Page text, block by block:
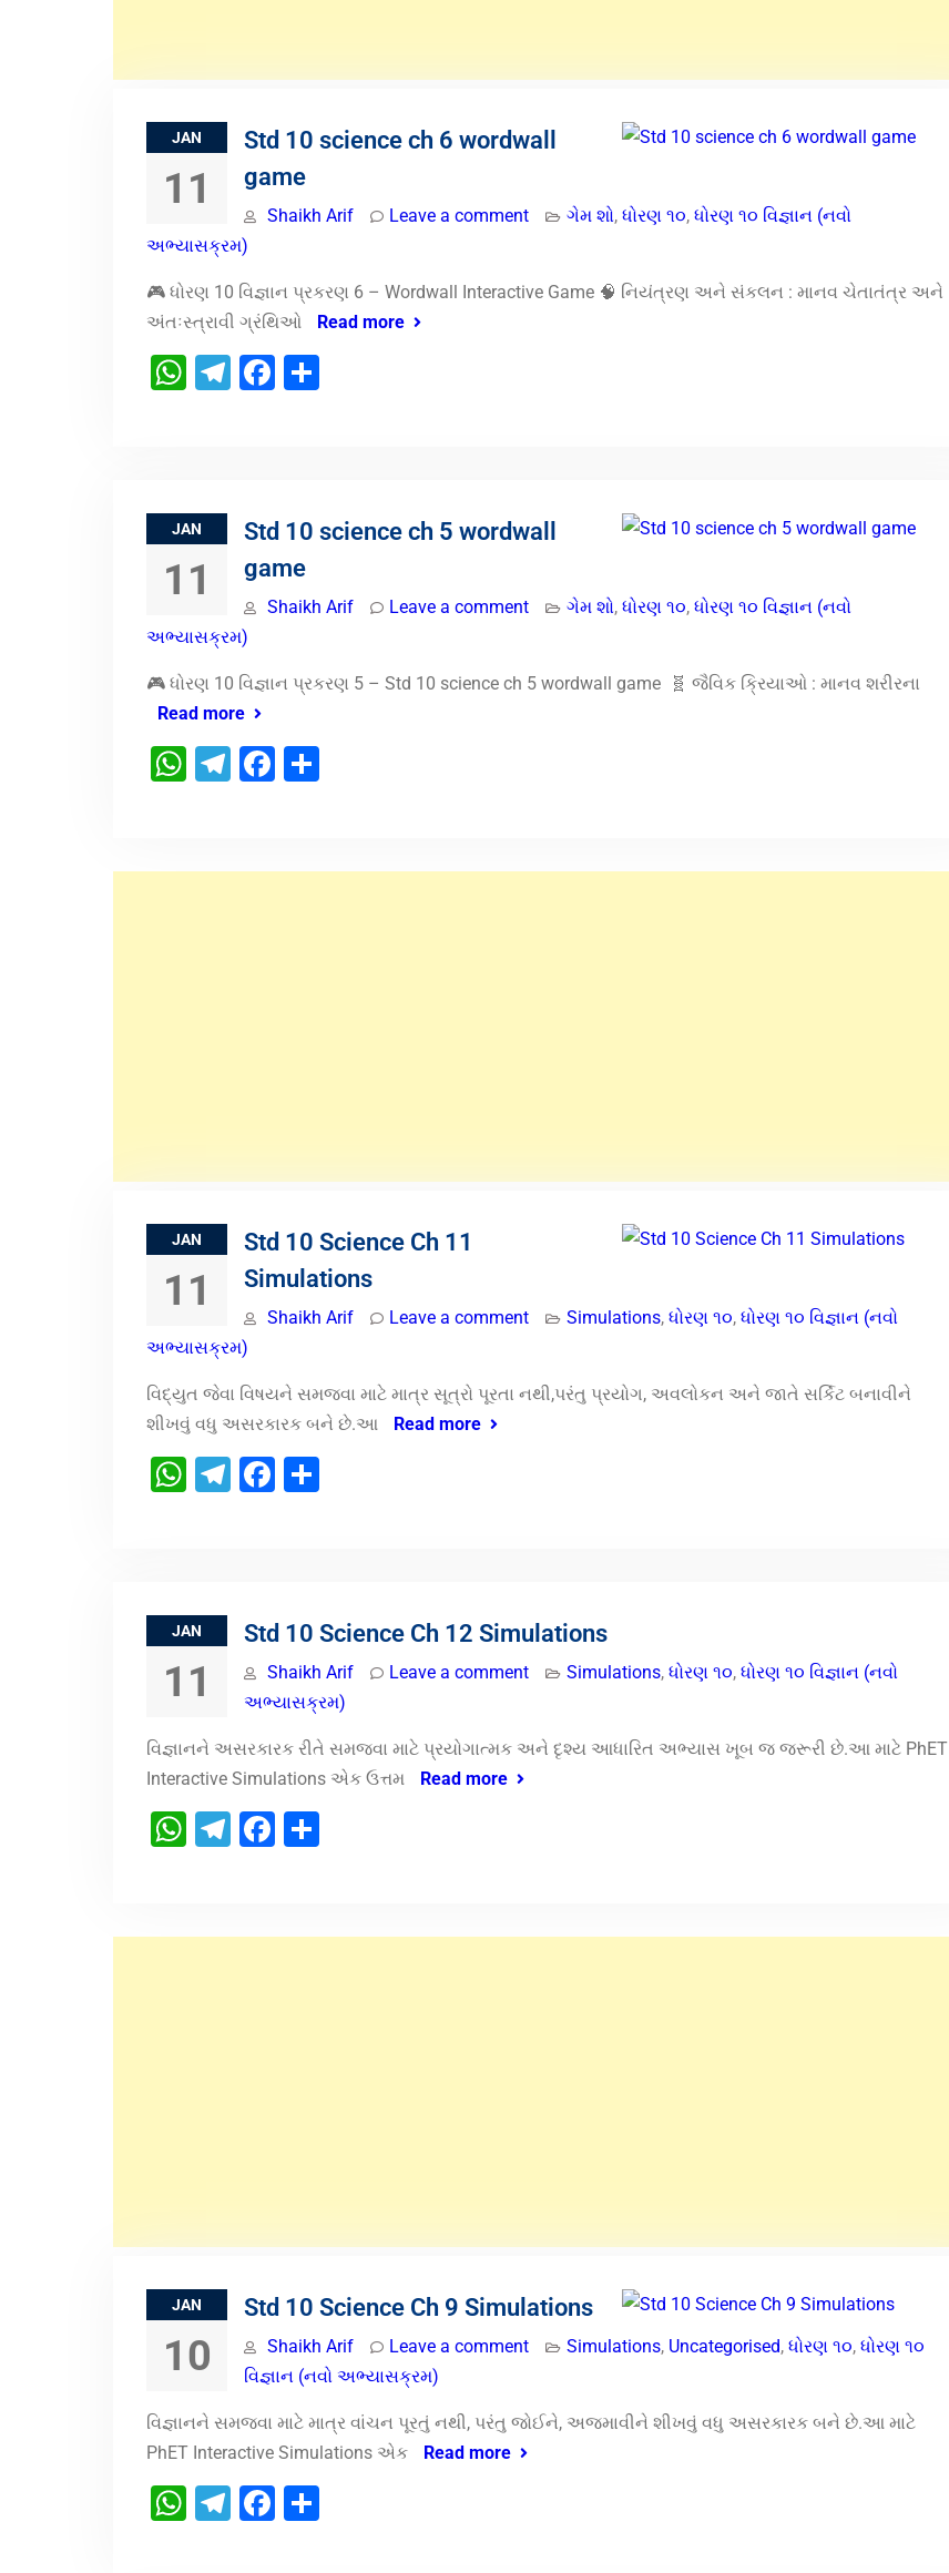
JAN
11
Std 10 science ch 6 wordwall
game
Shaikh Arif Leave a comment ગેમ શો, ધોરણ ૧૦, ધોરણ ૧૦ વિજ્ઞાન (નવો
અભ્યાસક્રમ)
🎮 ધોરણ 10 વિજ્ઞાન પ્રકરણ 6 – Wordwall Interactive Game 🧠 નિયંત્રણ અને સંકલન : માનવ ચેતાતંત્ર અને
અંતઃસ્ત્રાવી ગ્રંથિઓ
Read more
WhatsApp
Telegram
Facebook
JAN
11
Std 10 science ch 5 wordwall
game
Shaikh Arif Leave a comment ગેમ શો, ધોરણ ૧૦, ધોરણ ૧૦ વિજ્ઞાન (નવો
અભ્યાસક્રમ)
🎮 ધોરણ 10 વિજ્ઞાન પ્રકરણ 5 – Std 10 science ch 5 wordwall game 🧬 જૈવિક ક્રિયાઓ : માનવ શરીરના
Read more
WhatsApp
Telegram
Facebook
JAN
11
Std 10 Science Ch 11
Simulations
Shaikh Arif Leave a comment Simulations, ધોરણ ૧૦, ધોરણ ૧૦ વિજ્ઞાન (નવો
અભ્યાસક્રમ)
વિદ્યુત જેવા વિષયને સમજવા માટે માત્ર સૂત્રો પૂરતા નથી,પરંતુ પ્રયોગ, અવલોકન અને જાતે સર્કિટ બનાવીને
શીખવું વધુ અસરકારક બને છે.આ
Read more
WhatsApp
Telegram
Facebook
JAN
11
Std 10 Science Ch 12 Simulations
Shaikh Arif Leave a comment Simulations, ધોરણ ૧૦, ધોરણ ૧૦ વિજ્ઞાન (નવો
અભ્યાસક્રમ)
વિજ્ઞાનને અસરકારક રીતે સમજવા માટે પ્રયોગાત્મક અને દૃશ્ય આધારિત અભ્યાસ ખૂબ જ જરૂરી છે.આ માટે PhET
Interactive Simulations એક ઉત્તમ
Read more
WhatsApp
Telegram
Facebook
JAN
10
Std 10 Science Ch 9 Simulations
Shaikh Arif Leave a comment Simulations, Uncategorised, ધોરણ ૧૦, ધોરણ ૧૦
વિજ્ઞાન (નવો અભ્યાસક્રમ)
વિજ્ઞાનને સમજવા માટે માત્ર વાંચન પૂરતું નથી, પરંતુ જોઈને, અજમાવીને શીખવું વધુ અસરકારક બને છે.આ માટે
PhET Interactive Simulations એક
Read more
WhatsApp
Telegram
Facebook